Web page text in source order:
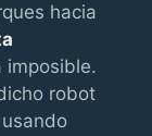
hacia
imposible.
robot